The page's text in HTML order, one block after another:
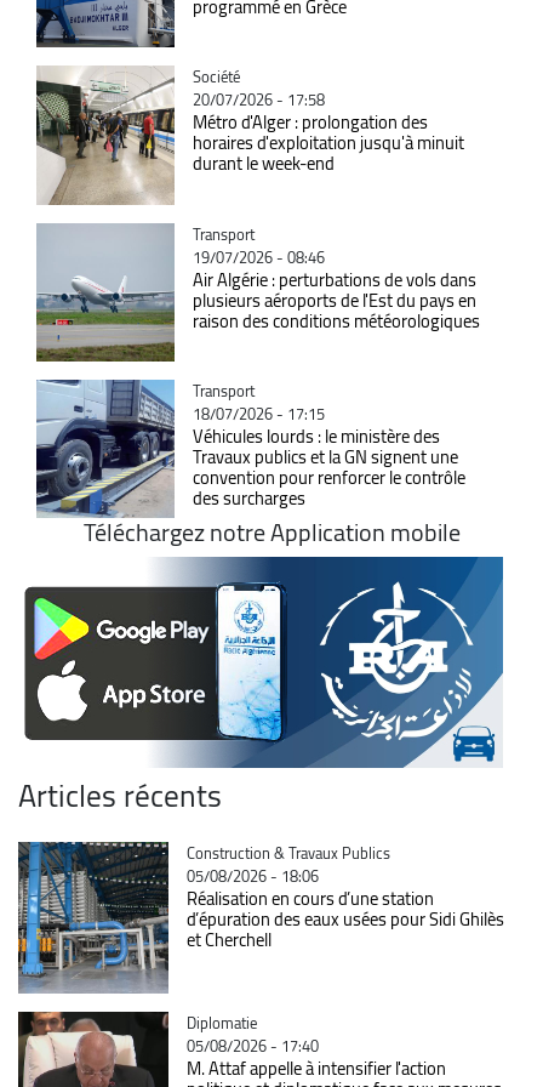
Catégorie
Société
20/07/2026 - 17:58
Métro d'Alger : prolongation des
horaires d'exploitation jusqu'à minuit
durant le week-end
Catégorie
Transport
19/07/2026 - 08:46
Air Algérie : perturbations de vols dans
plusieurs aéroports de l'Est du pays en
raison des conditions météorologiques
Catégorie
Transport
18/07/2026 - 17:15
Véhicules lourds : le ministère des
Travaux publics et la GN signent une
convention pour renforcer le contrôle
des surcharges
Téléchargez notre Application mobile
Articles récents
Catégorie
Construction & Travaux Publics
05/08/2026 - 18:06
Réalisation en cours d’une station
d’épuration des eaux usées pour Sidi Ghilès
et Cherchell
Catégorie
Diplomatie
05/08/2026 - 17:40
M. Attaf appelle à intensifier l'action